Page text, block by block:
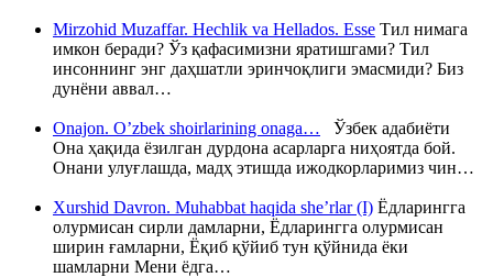
Mirzohid Muzaffar. Hechlik va Hellados. Esse Тил нимага
имкон беради? Ўз қафасимизни яратишгами? Тил
инсоннинг энг даҳшатли эринчоқлиги эмасмиди? Биз
дунёни аввал…
Onajon. O’zbek shoirlarining onaga… Ўзбек адабиёти
Она ҳақида ёзилган дурдона асарларга ниҳоятда бой.
Онани улуғлашда, мадҳ этишда ижодкорларимиз чин…
Xurshid Davron. Muhabbat haqida she’rlar (I) Ёдларингга
олурмисан сирли дамларни, Ёдларингга олурмисан
ширин ғамларни, Ёқиб қўйиб тун қўйнида ёки
шамларни Мени ёдга…